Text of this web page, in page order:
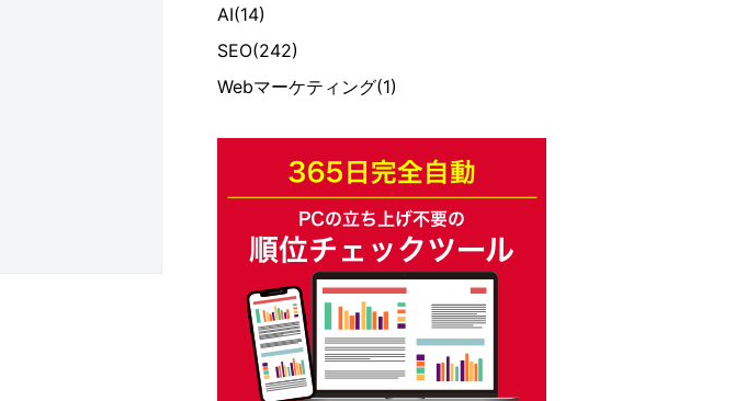
AI(14)
SEO(242)
Webマーケティング(1)